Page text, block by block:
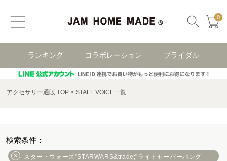
0
ランキング コラボレーション ブライダル
アクセサリー通販 TOP STAFF VOICE一覧
スター・ウォーズ"STARWARS&trade;"ライトセーバーバング